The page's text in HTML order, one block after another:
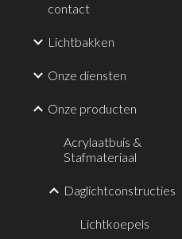
contact
Lichtbakken
Onze diensten
Onze producten
Acrylaatbuis &
Stafmateriaal
Daglichtconstructies
Lichtkoepels